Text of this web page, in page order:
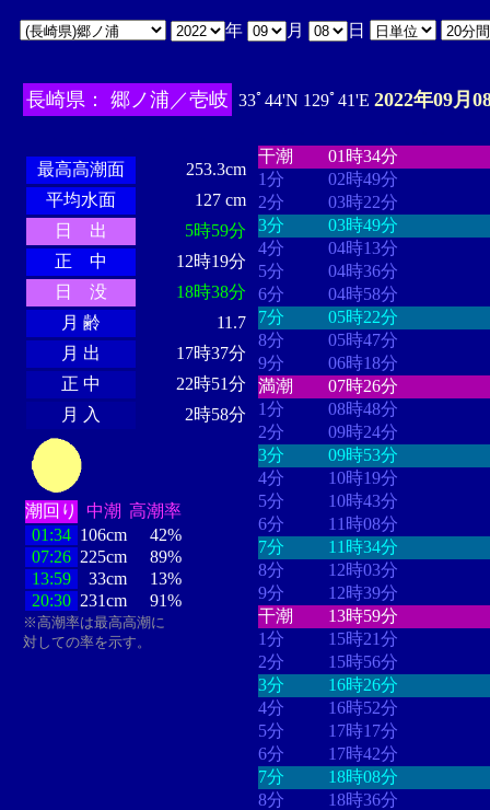
年 月 日
長崎県： 郷ノ浦／壱岐 33ﾟ44'N 129ﾟ41'E 2022年09月
最高高潮面
253.3cm
平均水面
127 cm
日 出
5時59分
正 中
12時19分
日 没
18時38分
月 齢
11.7
月 出
17時37分
正 中
22時51分
月 入
2時58分
潮回り 中潮 高潮率
01:34 106cm
42%
07:26 225cm
89%
13:59
33cm
13%
20:30 231cm 91%
※高潮率は最高高潮に
対しての率を示す。
干潮
01時34分
1分
02時49分
2分
03時22分
3分
03時49分
4分
04時13分
5分
04時36分
6分
04時58分
7分
05時22分
8分
05時47分
9分
06時18分
満潮
07時26分
1分
08時48分
2分
09時24分
3分
09時53分
4分
10時19分
5分
10時43分
6分
11時08分
7分
11時34分
8分
12時03分
9分
12時39分
干潮
13時59分
1分
15時21分
2分
15時56分
3分
16時26分
4分
16時52分
5分
17時17分
6分
17時42分
7分
18時08分
8分
18時36分